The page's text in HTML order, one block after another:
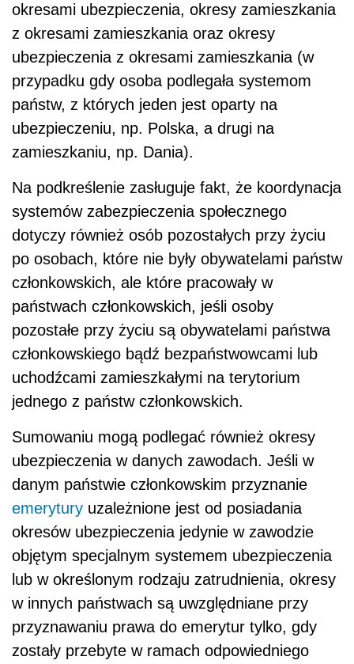
okresami ubezpieczenia, okresy zamieszkania
z okresami zamieszkania oraz okresy
ubezpieczenia z okresami zamieszkania (w
przypadku gdy osoba podlegała systemom
państw, z których jeden jest oparty na
ubezpieczeniu, np. Polska, a drugi na
zamieszkaniu, np. Dania).
Na podkreślenie zasługuje fakt, że koordynacja
systemów zabezpieczenia społecznego
dotyczy również osób pozostałych przy życiu
po osobach, które nie były obywatelami państw
członkowskich, ale które pracowały w
państwach członkowskich, jeśli osoby
pozostałe przy życiu są obywatelami państwa
członkowskiego bądź bezpaństwowcami lub
uchodźcami zamieszkałymi na terytorium
jednego z państw członkowskich.
Sumowaniu mogą podlegać również okresy
ubezpieczenia w danych zawodach. Jeśli w
danym państwie członkowskim przyznanie
emerytury uzależnione jest od posiadania
okresów ubezpieczenia jedynie w zawodzie
objętym specjalnym systemem ubezpieczenia
lub w określonym rodzaju zatrudnienia, okresy
w innych państwach są uwzględniane przy
przyznawaniu prawa do emerytur tylko, gdy
zostały przebyte w ramach odpowiedniego